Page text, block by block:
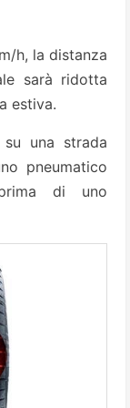
h, la distanza
sarà ridotta
estiva.
una strada
pneumatico
di uno